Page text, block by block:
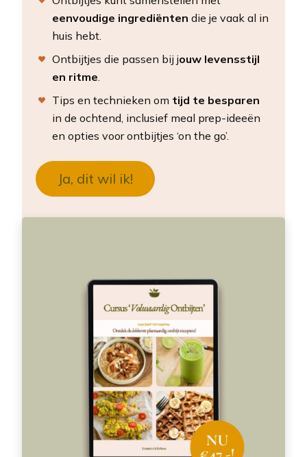
eenvoudige ingrediënten die je vaak al in
huis hebt.
Ontbijtjes die passen bij jouw levensstijl
en ritme
Tips en technieken om tijd te besparen
in de ochtend, inclusief meal prep-ideeën
en opties voor ontbijtjes ‘on the go’.
Ja, dit wil ik!